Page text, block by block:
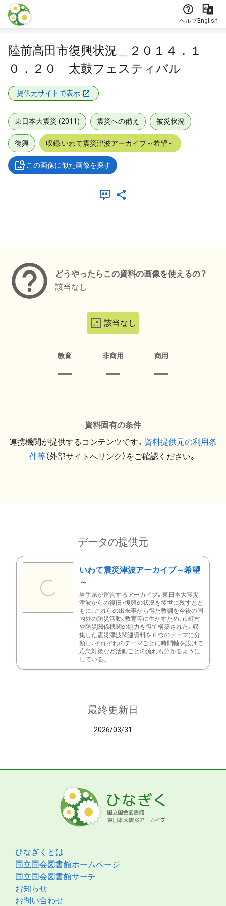
本文に飛ぶ
ヘルプEnglish
陸前高田市復興状況＿２０１４．１
０．２０ 太鼓フェスティバル
提供元サイトで表示
東日本大震災 (2011) 震災への備え 被災状況
復興 収録:いわて震災津波アーカイブ～希望～
この画像に似た画像を探す
どうやったらこの資料の画像を使えるの？
該当なし
該当なし
教育 非商用 商用
資料固有の条件
連携機関が提供するコンテンツです。 資料提供元の利用条
件等（外部サイトへリンク）をご確認ください。
データの提供元
いわて震災津波アーカイブ～希望
～
岩手県が運営するアーカイブ。東日本大震災
津波からの復旧・復興の状況を後世に残すとと
もに、これらの出来事から得た教訓を今後の国
内外の防災活動、教育等に生かすため、市町村
や防災関係機関の協力を得て構築された。収
集した震災津波関連資料を６つのテーマに分
類し、それぞれのテーマごとに時間軸を設けて
応急対策など活動ごとの流れも分かるように
している。
最終更新日
2026/03/31
ひなぎくとは
国立国会図書館ホームページ
国立国会図書館サーチ
お知らせ
お問い合わせ